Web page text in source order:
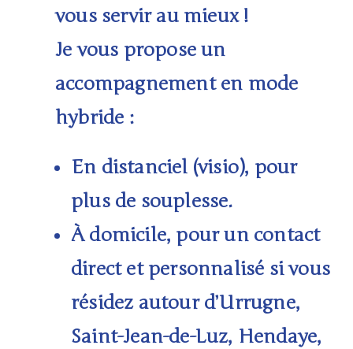
vous servir au mieux !
Je vous propose un
accompagnement en mode
hybride :
En distanciel (visio), pour
plus de souplesse.
À domicile, pour un contact
direct et personnalisé si vous
résidez autour d’Urrugne,
Saint-Jean-de-Luz, Hendaye,